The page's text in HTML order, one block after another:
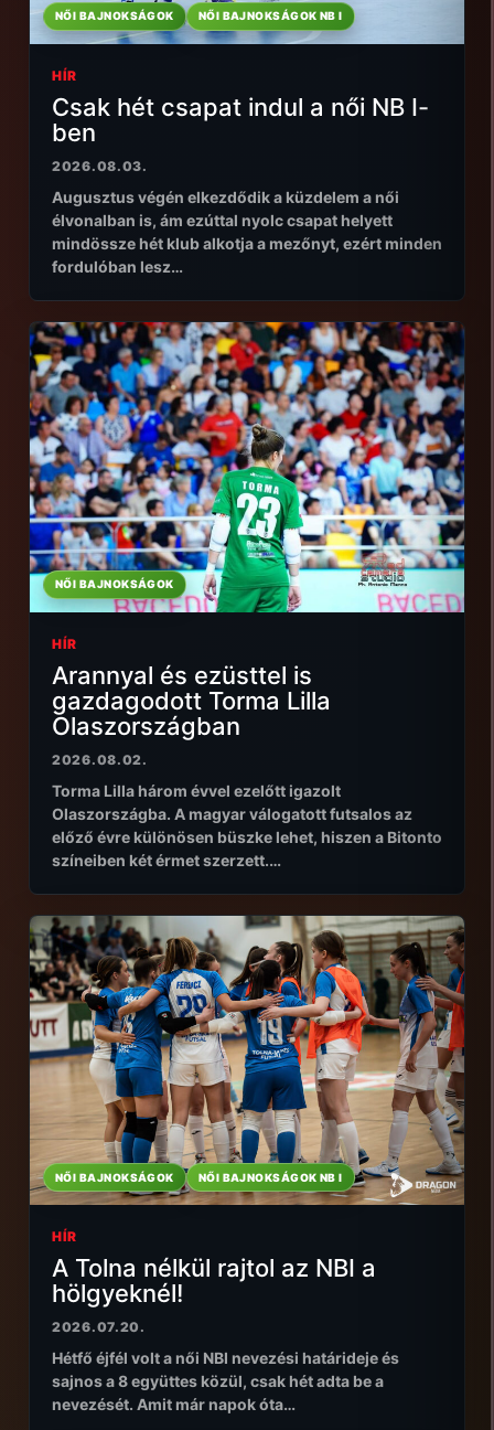
NŐI BAJNOKSÁGOK NŐI BAJNOKSÁGOK NB I
HÍR
Csak hét csapat indul a női NB I-
ben
2026.08.03.
Augusztus végén elkezdődik a küzdelem a női
élvonalban is, ám ezúttal nyolc csapat helyett
mindössze hét klub alkotja a mezőnyt, ezért minden
fordulóban lesz…
NŐI BAJNOKSÁGOK
HÍR
Arannyal és ezüsttel is
gazdagodott Torma Lilla
Olaszországban
2026.08.02.
Torma Lilla három évvel ezelőtt igazolt
Olaszországba. A magyar válogatott futsalos az
előző évre különösen büszke lehet, hiszen a Bitonto
színeiben két érmet szerzett.…
NŐI BAJNOKSÁGOK NŐI BAJNOKSÁGOK NB I
HÍR
A Tolna nélkül rajtol az NBI a
hölgyeknél!
2026.07.20.
Hétfő éjfél volt a női NBI nevezési határideje és
sajnos a 8 együttes közül, csak hét adta be a
nevezését. Amit már napok óta…